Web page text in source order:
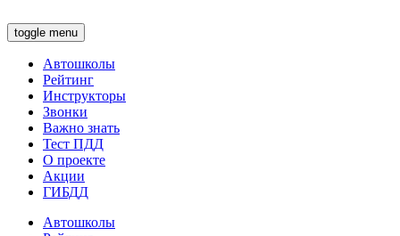
toggle menu
Автошколы
Рейтинг
Инструкторы
Звонки
Важно знать
Тест ПДД
О проекте
Акции
ГИБДД
Автошколы